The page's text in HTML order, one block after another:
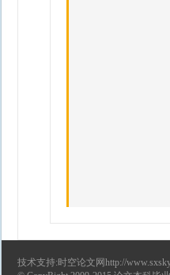
技术支持:时空论文网http://